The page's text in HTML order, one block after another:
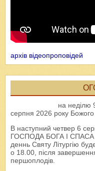
архів відеопроповідей
на неділю
серпня 2026 року Божого
В наступний четвер 6
ГОСПОДА БОГА І
деннь Святу Літургію
о 18.00, після
першоплодів.